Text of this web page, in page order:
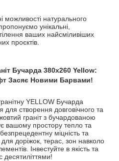
можливості натурального
унікальні,
ваших найсміливіших
проєктів.
Бучарда 380х260 Yellow:
Засяє Новими Барвами!
YELLOW Бучарда
створення довговічного та
граніт з бучардованою
вашому простору тепло та
міцність та
доріжок, терас, зон навколо
Інвестуйте в якість та
десятиліттями!